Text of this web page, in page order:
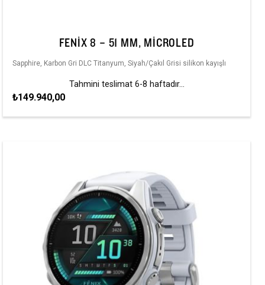
FENIX 8 – 51 MM, MICROLED
Sapphire, Karbon Gri DLC Titanyum, Siyah/Çakıl Grisi silikon kayışlı
Tahmini teslimat 6-8 haftadır...
₺149.940,00